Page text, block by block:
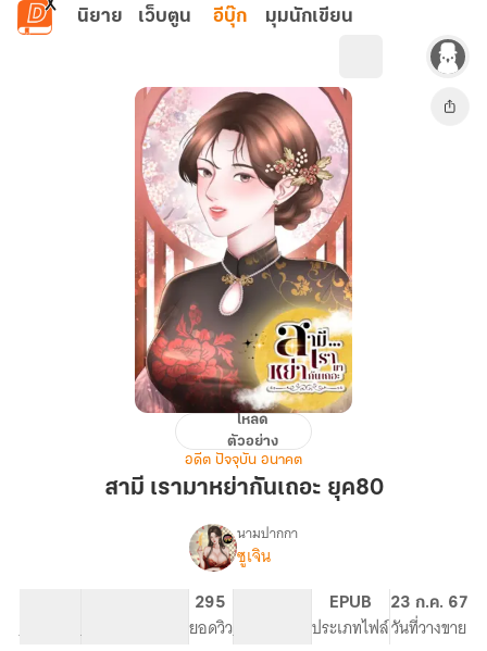
ข้ามไปยังเนื้อหาหลัก
นิยาย เว็บตูน อีบุ๊ก มุมนักเขียน
มา
โหลด
ตัวอย่าง
อดีต ปัจจุบัน อนาคต
สามี เรามาหย่ากันเถอะ ยุค80
เรื่อง(มี
นามปากกา
ซูเจิน
จำนวนคำ จำนวนหน้า (A5)
295
ยอดวิวระดับเนื้อหา
EPUB
ประเภทไฟล์
23 ก.ค. 67
วันที่วางขาย